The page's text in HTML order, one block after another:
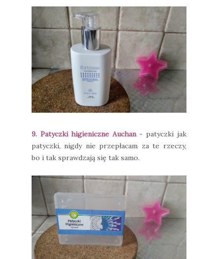
9. Patyczki higieniczne Auchan- patyczki jak
patyczki, nigdy nie przepłacam za te rzeczy,
bo i tak sprawdzają się tak samo.